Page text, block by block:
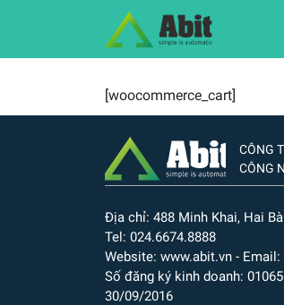
[woocommerce_cart]
CÔNG
CÔNG
Địa chỉ: 488 Minh Khai, Hai
Tel: 024.6674.8888
Website: www.abit.vn -
Số đăng ký kinh doanh:
30/09/2016